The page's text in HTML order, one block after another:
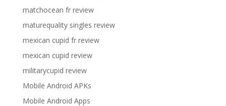
matchocean fr review
maturequality singles review
mexican cupid fr review
mexican cupid review
militarycupid review
Mobile Android APKs
Mobile Android Apps